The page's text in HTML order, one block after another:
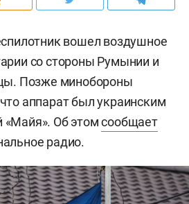
вошел воздушное
со стороны Румынии и
Позже минобороны
аппарат был украинским
«Майя». Об этомсообщает
радио.